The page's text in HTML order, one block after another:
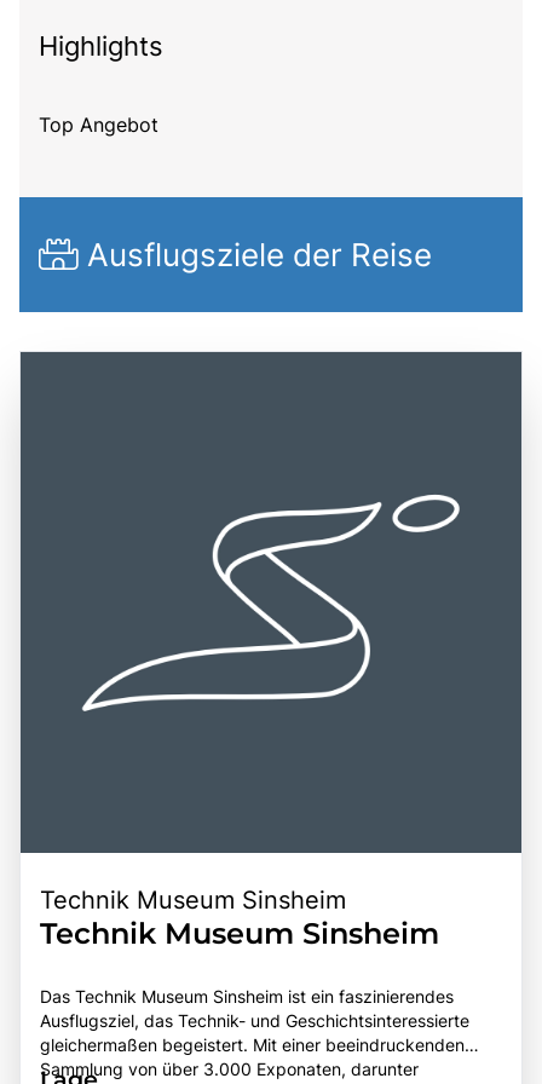
Highlights
Top Angebot
Ausflugsziele der Reise
Technik Museum Sinsheim
Technik Museum Sinsheim
Das Technik Museum Sinsheim ist ein faszinierendes
Ausflugsziel, das Technik- und Geschichtsinteressierte
gleichermaßen begeistert. Mit einer beeindruckenden
Sammlung von über 3.000 Exponaten, darunter